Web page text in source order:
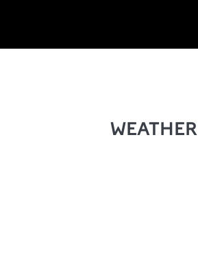
WEATHER